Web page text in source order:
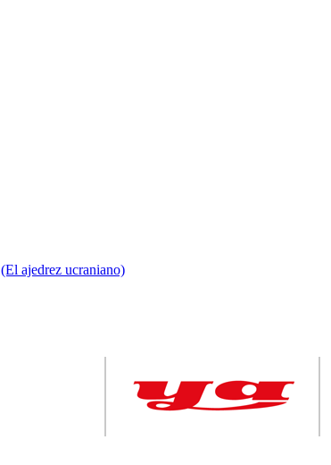
(El ajedrez ucraniano)